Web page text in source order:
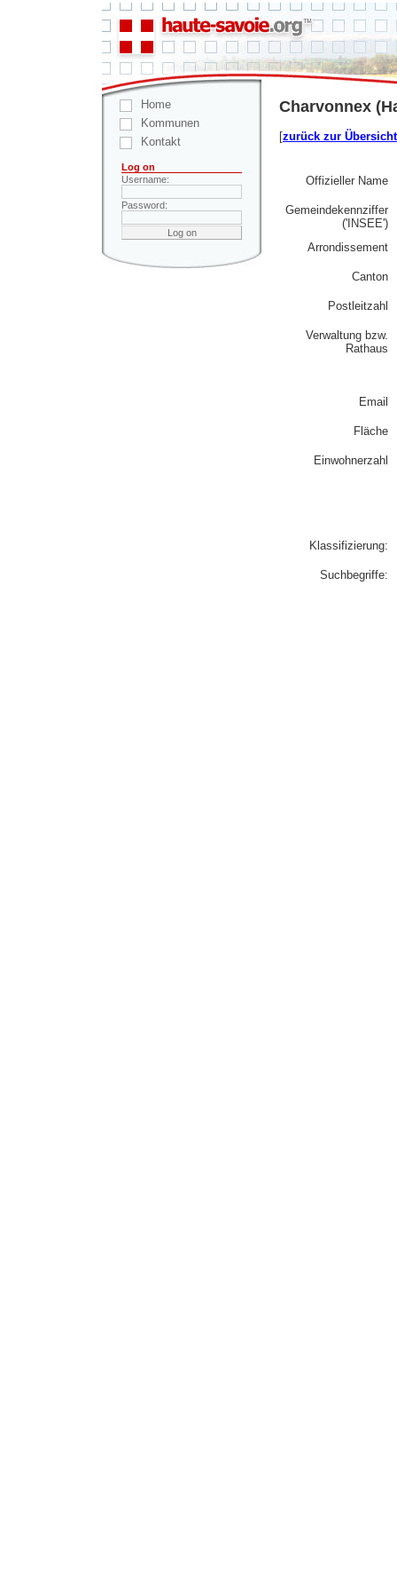
Home
Kommunen
Kontakt
Log on
Username:
Password:
Charvonnex
[zurück zur Übersicht
Offizieller Name
Gemeindekennziffer
('INSEE')
Arrondissement
Canton
Postleitzahl
Verwaltung bzw.
Rathaus
Email
Fläche
Einwohnerzahl
Klassifizierung:
Suchbegriffe: